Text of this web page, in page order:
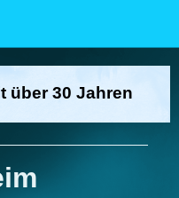
über 30 Jahren